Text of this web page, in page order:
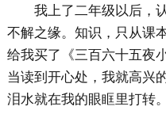
我上了二年级以后，
不解之缘。知识，只从课
给我买了《三百六十五夜
当读到开心处，我就高兴
泪水就在我的眼眶里打转。